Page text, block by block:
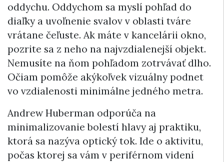
oddychu. Oddychom sa myslí pohľad do
diaľky a uvoľnenie svalov v oblasti tváre
vrátane čeľuste. Ak máte v kancelárii okno,
pozrite sa z neho na najvzdialenejší objekt.
Nemusíte na ňom pohľadom zotrvávať dlho.
Očiam pomôže akýkoľvek vizuálny podnet
vo vzdialenosti minimálne jedného metra.
Andrew Huberman odporúča na
minimalizovanie bolestí hlavy aj praktiku,
ktorá sa nazýva optický tok. Ide o aktivitu,
počas ktorej sa vám v periférnom videní